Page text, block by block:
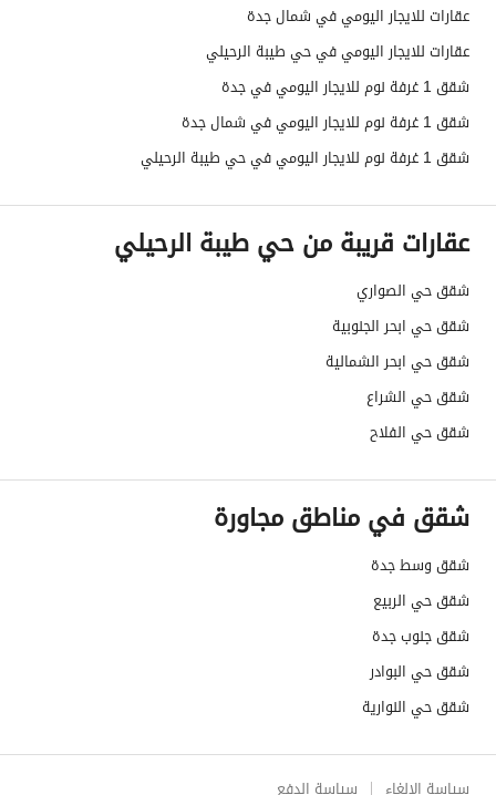
عقارات للايجار اليومي في شمال جدة
عقارات للايجار اليومي في حي طيبة الرحيلي
شقق 1 غرفة نوم للايجار اليومي في جدة
شقق 1 غرفة نوم للايجار اليومي في شمال جدة
شقق 1 غرفة نوم للايجار اليومي في حي طيبة الرحيلي
عقارات قريبة من حي طيبة الرحيلي
شقق حي الصواري
شقق حي ابحر الجنوبية
شقق حي ابحر الشمالية
شقق حي الشراع
شقق حي الفلاح
شقق في مناطق مجاورة
شقق وسط جدة
شقق حي الربيع
شقق جنوب جدة
شقق حي البوادر
شقق حي النوارية
سياسة الإلغاء سياسة الدفع